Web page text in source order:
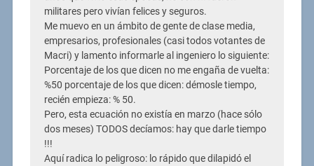
militares pero vivían felices y seguros.
Me muevo en un ámbito de gente de clase media,
empresarios, profesionales (casi todos votantes de
Macri) y lamento informarle al ingeniero lo siguiente:
Porcentaje de los que dicen no me engaña de vuelta:
%50 porcentaje de los que dicen: démosle tiempo,
recién empieza: % 50.
Pero, esta ecuación no existía en marzo (hace sólo
dos meses) TODOS decíamos: hay que darle tiempo
!!!
Aquí radica lo peligroso: lo rápido que dilapidó el